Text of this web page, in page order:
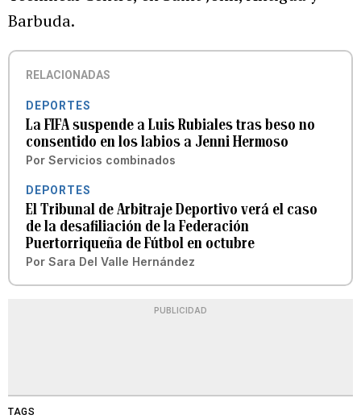
Barbuda.
RELACIONADAS
DEPORTES
La FIFA suspende a Luis Rubiales tras beso no
consentido en los labios a Jenni Hermoso
Por Servicios combinados
DEPORTES
El Tribunal de Arbitraje Deportivo verá el caso
de la desafiliación de la Federación
Puertorriqueña de Fútbol en octubre
Por Sara Del Valle Hernández
PUBLICIDAD
TAGS